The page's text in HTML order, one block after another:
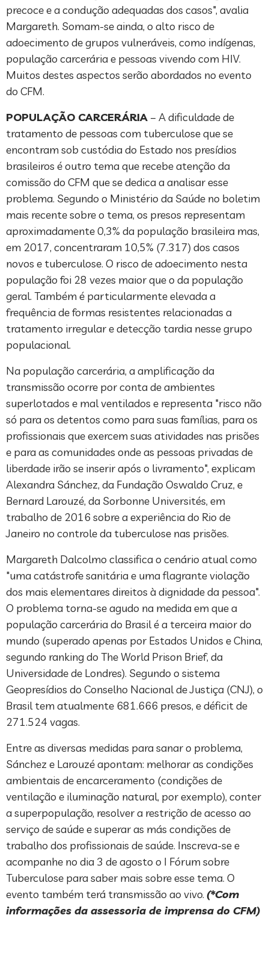
precoce e a condução adequadas dos casos", avalia
Margareth. Somam-se ainda, o alto risco de
adoecimento de grupos vulneráveis, como indígenas,
população carcerária e pessoas vivendo com HIV.
Muitos destes aspectos serão abordados no evento
do CFM.
POPULAÇÃO CARCERÁRIA – A dificuldade de
tratamento de pessoas com tuberculose que se
encontram sob custódia do Estado nos presídios
brasileiros é outro tema que recebe atenção da
comissão do CFM que se dedica a analisar esse
problema. Segundo o Ministério da Saúde no boletim
mais recente sobre o tema, os presos representam
aproximadamente 0,3% da população brasileira mas,
em 2017, concentraram 10,5% (7.317) dos casos
novos e tuberculose. O risco de adoecimento nesta
população foi 28 vezes maior que o da população
geral. Também é particularmente elevada a
frequência de formas resistentes relacionadas a
tratamento irregular e detecção tardia nesse grupo
populacional.
Na população carcerária, a amplificação da
transmissão ocorre por conta de ambientes
superlotados e mal ventilados e representa "risco não
só para os detentos como para suas famílias, para os
profissionais que exercem suas atividades nas prisões
e para as comunidades onde as pessoas privadas de
liberdade irão se inserir após o livramento", explicam
Alexandra Sánchez, da Fundação Oswaldo Cruz, e
Bernard Larouzé, da Sorbonne Universités, em
trabalho de 2016 sobre a experiência do Rio de
Janeiro no controle da tuberculose nas prisões.
Margareth Dalcolmo classifica o cenário atual como
"uma catástrofe sanitária e uma flagrante violação
dos mais elementares direitos à dignidade da pessoa".
O problema torna-se agudo na medida em que a
população carcerária do Brasil é a terceira maior do
mundo (superado apenas por Estados Unidos e China,
segundo ranking do The World Prison Brief, da
Universidade de Londres). Segundo o sistema
Geopresídios do Conselho Nacional de Justiça (CNJ), o
Brasil tem atualmente 681.666 presos, e déficit de
271.524 vagas.
Entre as diversas medidas para sanar o problema,
Sánchez e Larouzé apontam: melhorar as condições
ambientais de encarceramento (condições de
ventilação e iluminação natural, por exemplo), conter
a superpopulação, resolver a restrição de acesso ao
serviço de saúde e superar as más condições de
trabalho dos profissionais de saúde. Inscreva-se e
acompanhe no dia 3 de agosto o I Fórum sobre
Tuberculose para saber mais sobre esse tema. O
evento também terá transmissão ao vivo. (*Com
informações da assessoria de imprensa do CFM)